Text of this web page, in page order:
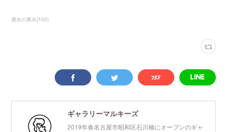
過去の展示(102)
ギャラリーマルキーズ
2019年春名古屋市昭和区石川橋にオープンのギャ